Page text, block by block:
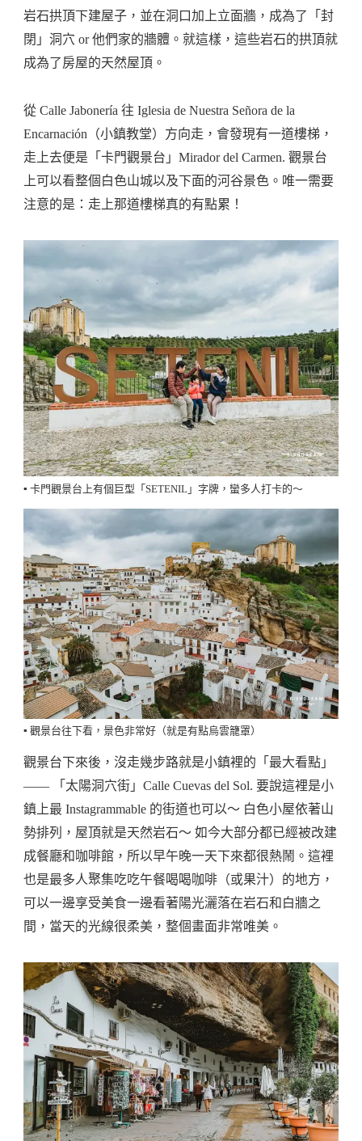
岩石拱頂下建屋子，並在洞口加上立面牆，成為了「封
閉」洞穴 or 他們家的牆體。就這樣，這些岩石的拱頂就
成為了房屋的天然屋頂。
從 Calle Jabonería 往 Iglesia de Nuestra Señora de la
Encarnación（小鎮教堂）方向走，會發現有一道樓梯，
走上去便是「卡門觀景台」Mirador del Carmen. 觀景台
上可以看整個白色山城以及下面的河谷景色。唯一需要
注意的是：走上那道樓梯真的有點累！
▪️ 卡門觀景台上有個巨型「SETENIL」字牌，蠻多人打卡的～
▪️ 觀景台往下看，景色非常好（就是有點烏雲籠罩）
觀景台下來後，沒走幾步路就是小鎮裡的「最大看點」
—— 「太陽洞穴街」Calle Cuevas del Sol. 要說這裡是小
鎮上最 Instagrammable 的街道也可以～ 白色小屋依著山
勢排列，屋頂就是天然岩石～ 如今大部分都已經被改建
成餐廳和咖啡館，所以早午晚一天下來都很熱鬧。這裡
也是最多人聚集吃吃午餐喝喝咖啡（或果汁）的地方，
可以一邊享受美食一邊看著陽光灑落在岩石和白牆之
間，當天的光線很柔美，整個畫面非常唯美。